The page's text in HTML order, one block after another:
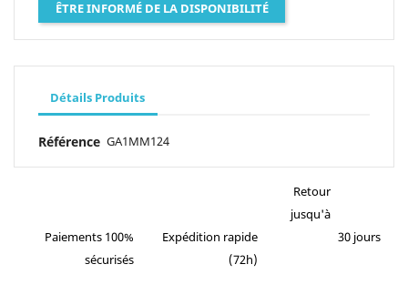
ÊTRE INFORMÉ DE LA DISPONIBILITÉ
Détails Produits
Référence GA1MM124
Paiements 100%
sécurisés
Expédition rapide
(72h)
Retour
jusqu'à
30 jours